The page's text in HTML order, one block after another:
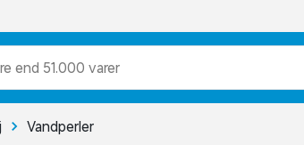
end 51.000 varer
Vandperler